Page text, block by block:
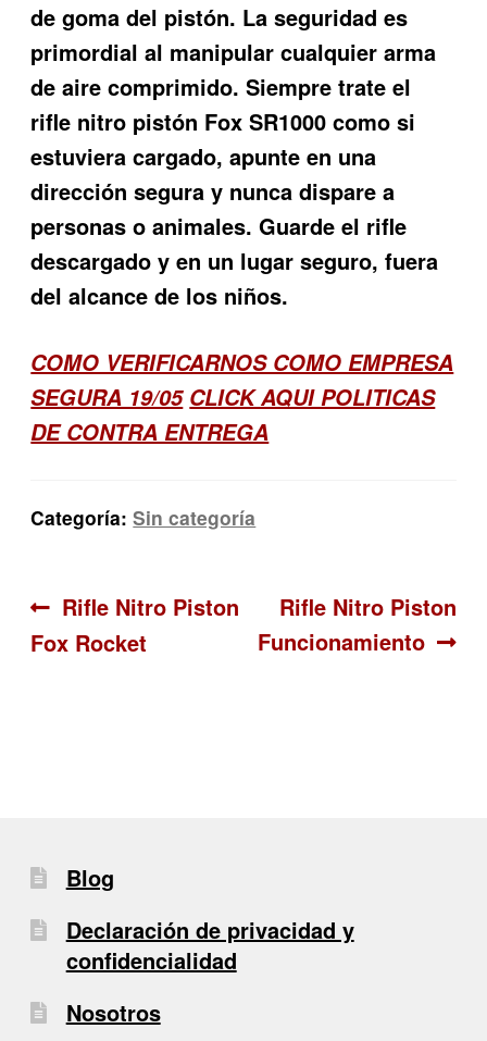
de goma del pistón. La seguridad es
primordial al manipular cualquier arma
de aire comprimido. Siempre trate el
rifle nitro pistón Fox SR1000 como si
estuviera cargado, apunte en una
dirección segura y nunca dispare a
personas o animales. Guarde el rifle
descargado y en un lugar seguro, fuera
del alcance de los niños.
COMO VERIFICARNOS COMO EMPRESA
SEGURA 19/05 CLICK AQUI POLITICAS
DE CONTRA ENTREGA
Categoría:Sin categoría
Navegación
de
Anterior:
Rifle Nitro Piston
Fox Rocket
Siguiente:
Rifle Nitro Piston
Funcionamiento
Blog
Declaración de privacidad y
confidencialidad
Nosotros